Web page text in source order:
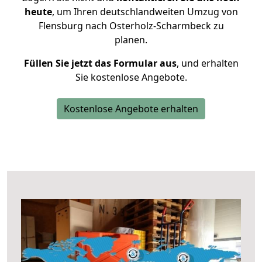
heute, um Ihren deutschlandweiten Umzug von
Flensburg nach Osterholz-Scharmbeck zu
planen.
Füllen Sie jetzt das Formular aus, und erhalten
Sie kostenlose Angebote.
Kostenlose Angebote erhalten